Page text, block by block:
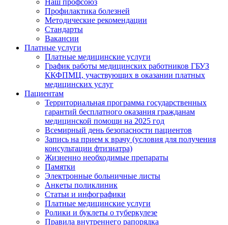
Наш профсоюз
Профилактика болезней
Методические рекомендации
Стандарты
Вакансии
Платные услуги
Платные медицинские услуги
График работы медицинских работников ГБУЗ
ККФПМЦ, участвующих в оказании платных
медицинских услуг
Пациентам
Территориальная программа государственных
гарантий бесплатного оказания гражданам
медицинской помощи на 2025 год
Всемирный день безопасности пациентов
Запись на прием к врачу (условия для получения
консультации фтизиатра)
Жизненно необходимые препараты
Памятки
Электронные больничные листы
Анкеты поликлиник
Статьи и инфографики
Платные медицинские услуги
Ролики и буклеты о туберкулезе
Правила внутреннего рапорядка